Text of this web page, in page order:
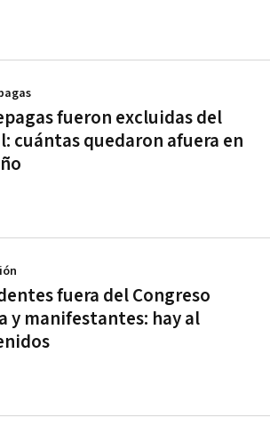
fueron excluidas del
cuántas quedaron afuera en
fuera del Congreso
y manifestantes: hay al